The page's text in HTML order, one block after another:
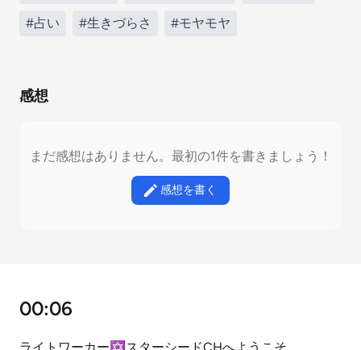
#占い #生きづらさ #モヤモヤ
感想
まだ感想はありません。最初の1件を書きましょう！
感想を書く
00:06